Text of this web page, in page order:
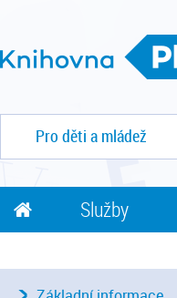
Pro děti a mládež
Služby